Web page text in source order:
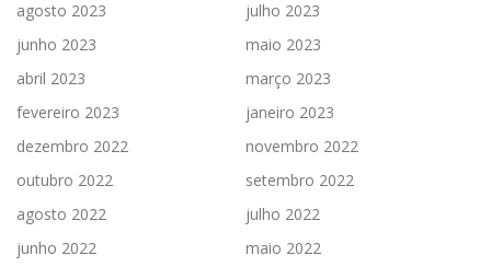
agosto 2023
julho 2023
junho 2023
maio 2023
abril 2023
março 2023
fevereiro 2023
janeiro 2023
dezembro 2022
novembro 2022
outubro 2022
setembro 2022
agosto 2022
julho 2022
junho 2022
maio 2022